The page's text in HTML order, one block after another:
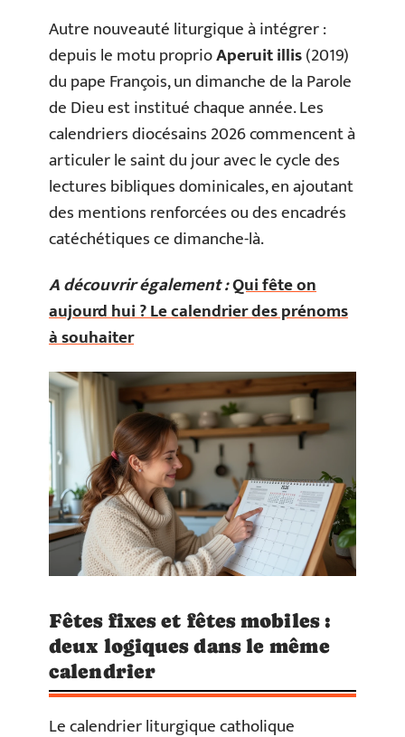
Autre nouveauté liturgique à intégrer :
depuis le motu proprioAperuit illis(2019)
du pape François, un dimanche de la Parole
de Dieu est institué chaque année. Les
calendriers diocésains 2026 commencent à
articuler le saint du jour avec le cycle des
lectures bibliques dominicales, en ajoutant
des mentions renforcées ou des encadrés
catéchétiques ce dimanche-là.
A découvrir également :Qui fête on
aujourd hui ? Le calendrier des prénoms
à souhaiter
Fêtes fixes et fêtes mobiles :
deux logiques dans le même
calendrier
Le calendrier liturgique catholique